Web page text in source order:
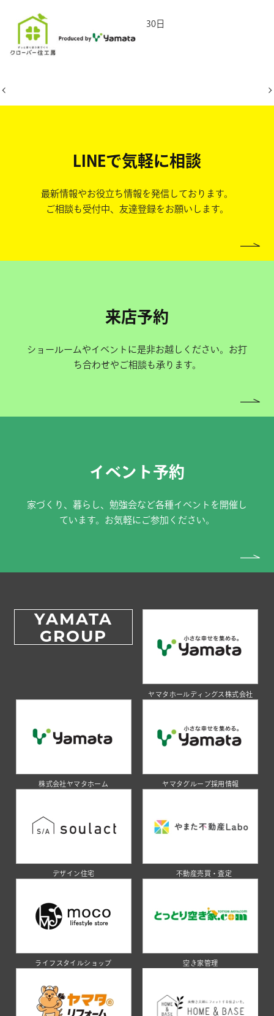
2026年6月30日
LINEで気軽に相談
最新情報やお役立ち情報を発信しております。
ご相談も受付中、友達登録をお願いします。
来店予約
ショールームやイベントに是非お越しください。お打
ち合わせやご相談も承ります。
イベント予約
家づくり、暮らし、勉強会など各種イベントを開催し
ています。お気軽にご参加ください。
YAMATA
GROUP
ヤマタホールディングス株式会社
株式会社ヤマタホーム ヤマタグループ採用情報
デザイン住宅 不動産売買・査定
ライフスタイルショップ 空き家管理